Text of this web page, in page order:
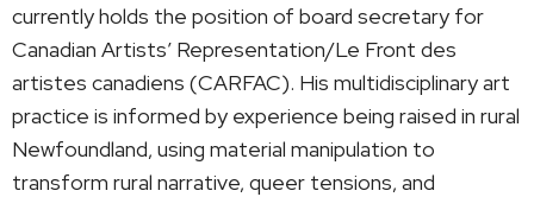
currently holds the position of board secretary for
Canadian Artists’ Representation/Le Front des
artistes canadiens (CARFAC). His multidisciplinary art
practice is informed by experience being raised in rural
Newfoundland, using material manipulation to
transform rural narrative, queer tensions, and